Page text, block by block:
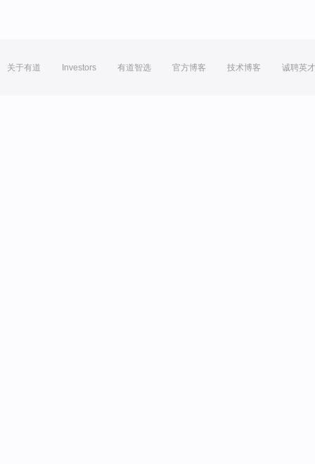
关于有道 Investors 有道智选 官方博客 技术博客 诚聘英才